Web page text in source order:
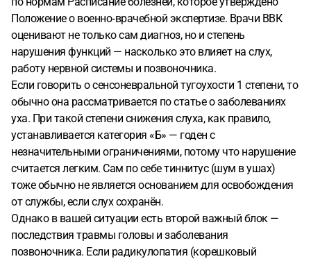
Положение о военно‑врачебной экспертизе. Врачи ВВК
оценивают не только сам диагноз, но и степень
нарушения функций — насколько это влияет на слух,
работу нервной системы и позвоночника.
Если говорить о сенсоневральной тугоухости 1 степени, то
обычно она рассматривается по статье о заболеваниях
уха. При такой степени снижения слуха, как правило,
устанавливается категория «Б» — годен с
незначительными ограничениями, потому что нарушение
считается легким. Сам по себе тиннитус (шум в ушах)
тоже обычно не является основанием для освобождения
от службы, если слух сохранён.
Однако в вашей ситуации есть второй важный блок —
последствия травмы головы и заболевания
позвоночника. Если радикулопатия (корешковый